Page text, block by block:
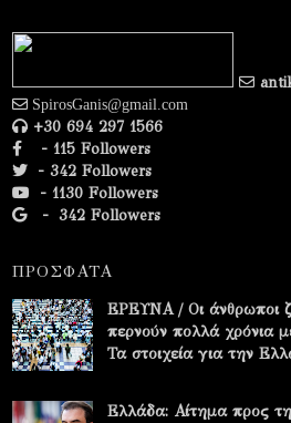
SpirosGanis@gmail.com
+30 694 297 1566
- 115 Followers
- 342 Followers
- 1130 Followers
- 342 Followers
ΠΡΟΣΦΑΤΑ
ΕΡΕΥΝΑ / Οι άνθρωποι
περνούν πολλά χρόνια
Τα στοιχεία για την
Ελλάδα: Αίτημα προς